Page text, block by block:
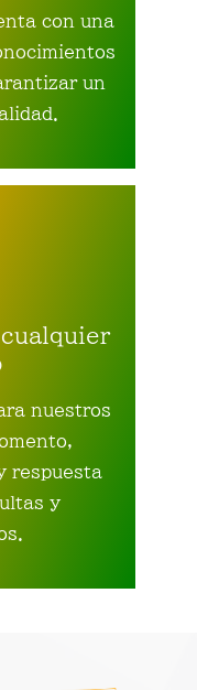
con una
un
nuestros
respuesta
y